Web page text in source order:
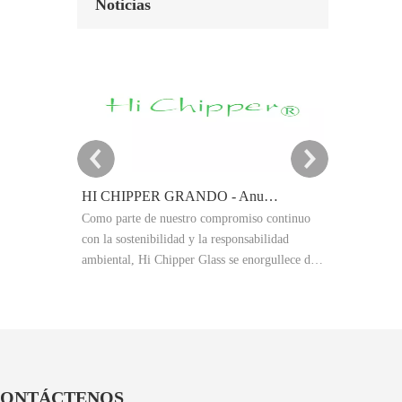
Noticias
HI CHIPPER GRANDO - Anuncio del objetivo de reducción de carbono 2025
Como parte de nuestro compromiso continuo
con la sostenibilidad y la responsabilidad
ambiental, Hi Chipper Glass se enorgullece de